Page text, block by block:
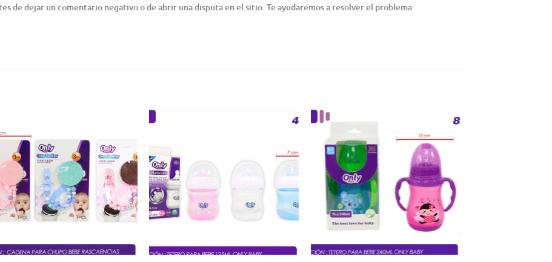
de dejar un comentario negativo o de abrir una disputa en el sitio. Te ayudaremos a resolver el problema.